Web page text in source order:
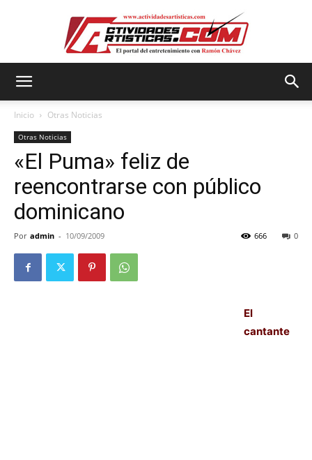
Inicio Otras Noticias
Otras Noticias
«El Puma» feliz de
reencontrarse con público
dominicano
Por admin - 10/09/2009 0
666
El
cantante